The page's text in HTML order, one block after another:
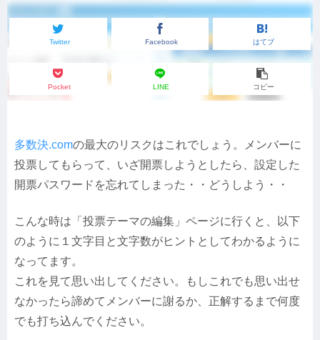
Twitter Facebook はてブ
Pocket LINE コピー
多数決.comの最大のリスクはこれでしょう。メンバーに
投票してもらって、いざ開票しようとしたら、設定した
開票パスワードを忘れてしまった・・どうしよう・・
こんな時は「投票テーマの編集」ページに行くと、以下
のように１文字目と文字数がヒントとしてわかるように
なってます。
これを見て思い出してください。もしこれでも思い出せ
なかったら諦めてメンバーに謝るか、正解するまで何度
でも打ち込んでください。